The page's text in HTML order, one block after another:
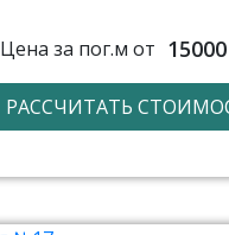
Цена за пог.м от 15000
РАССЧИТАТЬ